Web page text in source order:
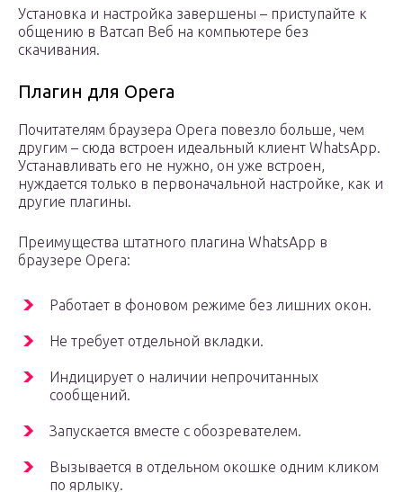
Установка и настройка завершены – приступайте к
общению в Ватсап Веб на компьютере без
скачивания.
Плагин для Opera
Почитателям браузера Opera повезло больше, чем
другим – сюда встроен идеальный клиент WhatsApp.
Устанавливать его не нужно, он уже встроен,
нуждается только в первоначальной настройке, как и
другие плагины.
Преимущества штатного плагина WhatsApp в
браузере Opera:
Работает в фоновом режиме без лишних окон.
Не требует отдельной вкладки.
Индицирует о наличии непрочитанных
сообщений.
Запускается вместе с обозревателем.
Вызывается в отдельном окошке одним кликом
по ярлыку.